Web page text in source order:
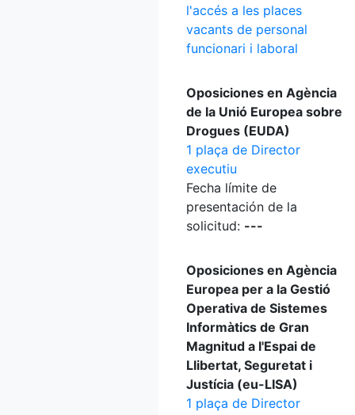
l'accés a les places
vacants de personal
funcionari i laboral
Oposiciones en Agència
de la Unió Europea sobre
Drogues (EUDA)
1 plaça de Director
executiu
Fecha límite de
presentación de la
solicitud: ---
Oposiciones en Agència
Europea per a la Gestió
Operativa de Sistemes
Informàtics de Gran
Magnitud a l'Espai de
Llibertat, Seguretat i
Justícia (eu-LISA)
1 plaça de Director